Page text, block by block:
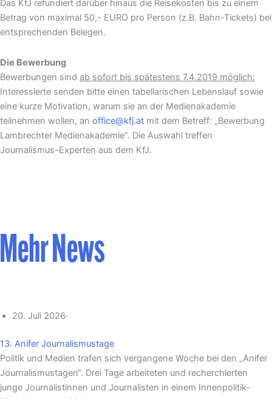
Das KfJ refundiert darüber hinaus die Reisekosten bis zu einem
Betrag von maximal 50,- EURO pro Person (z.B. Bahn-Tickets) bei
entsprechenden Belegen.
Die Bewerbung
Bewerbungen sind ab sofort bis spätestens 7.4.2019 möglich:
Interessierte senden bitte einen tabellarischen Lebenslauf sowie
eine kurze Motivation, warum sie an der Medienakademie
teilnehmen wollen, an office@kfj.at mit dem Betreff: „Bewerbung
Lambrechter Medienakademie“. Die Auswahl treffen
Journalismus-Experten aus dem KfJ.
Mehr News
20. Juli 2026·
13. Anifer Journalismustage
Politik und Medien trafen sich vergangene Woche bei den „Anifer
Journalismustagen“. Drei Tage arbeiteten und recherchierten
junge Journalistinnen und Journalisten in einem Innenpolitik-